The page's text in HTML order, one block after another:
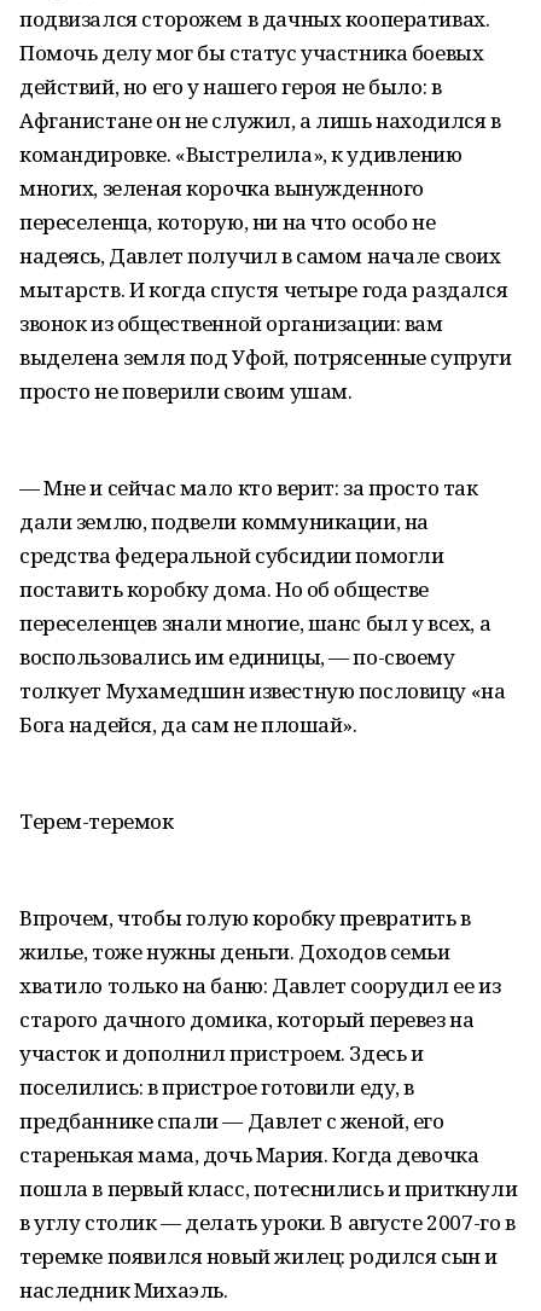
подвизался сторожем в дачных кооперативах.
Помочь делу мог бы статус участника боевых
действий, но его у нашего героя не было: в
Афганистане он не служил, а лишь находился в
командировке. «Выстрелила», к удивлению
многих, зеленая корочка вынужденного
переселенца, которую, ни на что особо не
надеясь, Давлет получил в самом начале своих
мытарств. И когда спустя четыре года раздался
звонок из общественной организации: вам
выделена земля под Уфой, потрясенные супруги
просто не поверили своим ушам.
— Мне и сейчас мало кто верит: за просто так
дали землю, подвели коммуникации, на
средства федеральной субсидии помогли
поставить коробку дома. Но об обществе
переселенцев знали многие, шанс был у всех, а
воспользовались им единицы, — по-своему
толкует Мухамедшин известную пословицу «на
Бога надейся, да сам не плошай».
Терем-теремок
Впрочем, чтобы голую коробку превратить в
жилье, тоже нужны деньги. Доходов семьи
хватило только на баню: Давлет соорудил ее из
старого дачного домика, который перевез на
участок и дополнил пристроем. Здесь и
поселились: в пристрое готовили еду, в
предбаннике спали — Давлет с женой, его
старенькая мама, дочь Мария. Когда девочка
пошла в первый класс, потеснились и приткнули
в углу столик — делать уроки. В августе 2007-го в
теремке появился новый жилец: родился сын и
наследник Михаэль.